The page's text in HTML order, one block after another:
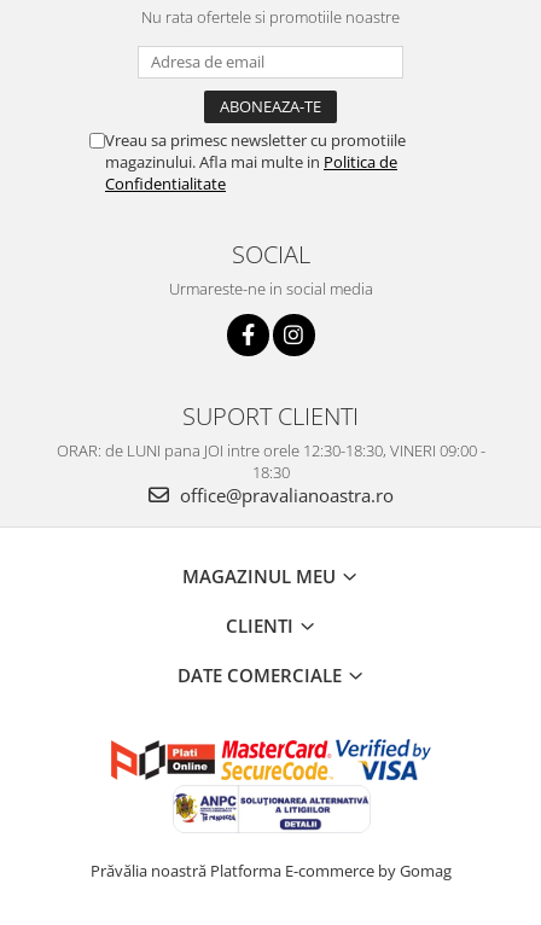
Nu rata ofertele si promotiile noastre
Vreau sa primesc newsletter cu promotiile
magazinului. Afla mai multe in Politica de
Confidentialitate
SOCIAL
Urmareste-ne in social media
SUPORT CLIENTI
ORAR: de LUNI pana JOI intre orele 12:30-18:30, VINERI 09:00 -
18:30
office@pravalianoastra.ro
MAGAZINUL MEU
CLIENTI
DATE COMERCIALE
Prăvălia noastră Platforma E-commerce by Gomag